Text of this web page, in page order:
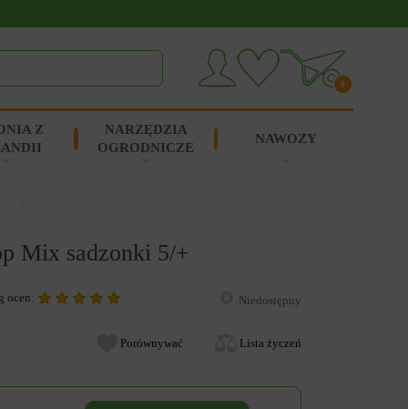
0
Z
NARZĘDZIA
OGRODNICZE
NAWOZY
Mix sadzonki 5/+
ocen: Niedostępny
Porównywać Lista życzeń